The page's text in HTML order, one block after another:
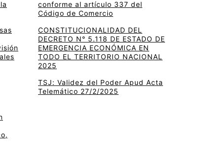
conforme al artículo 337 del
Código de Comercio
CONSTITUCIONALIDAD DEL
DECRETO N° 5.118 DE ESTADO DE
EMERGENCIA ECONÓMICA EN
TODO EL TERRITORIO NACIONAL
2025
TSJ: Validez del Poder Apud Acta
Telemático 27/2/2025